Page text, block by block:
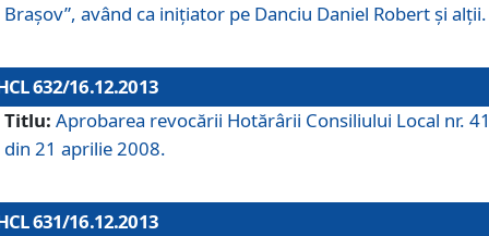
Braşov”, având ca iniţiator pe Danciu Daniel Robert şi alţii.
632/16.12.2013
Titlu: Aprobarea revocării Hotărârii Consiliului Local nr.
din 21 aprilie 2008.
631/16.12.2013